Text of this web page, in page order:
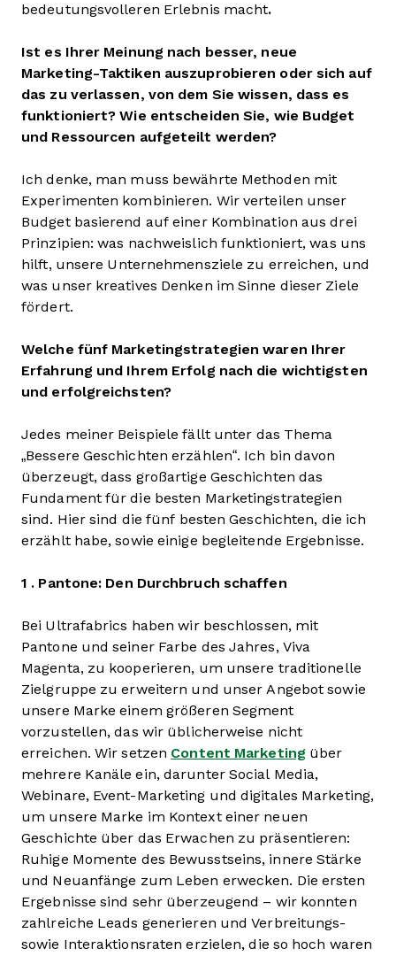
bedeutungsvolleren Erlebnis macht.
Ist es Ihrer Meinung nach besser, neue
Marketing-Taktiken auszuprobieren oder sich auf
das zu verlassen, von dem Sie wissen, dass es
funktioniert? Wie entscheiden Sie, wie Budget
und Ressourcen aufgeteilt werden?
Ich denke, man muss bewährte Methoden mit
Experimenten kombinieren. Wir verteilen unser
Budget basierend auf einer Kombination aus drei
Prinzipien: was nachweislich funktioniert, was uns
hilft, unsere Unternehmensziele zu erreichen, und
was unser kreatives Denken im Sinne dieser Ziele
fördert.
Welche fünf Marketingstrategien waren Ihrer
Erfahrung und Ihrem Erfolg nach die wichtigsten
und erfolgreichsten?
Jedes meiner Beispiele fällt unter das Thema
„Bessere Geschichten erzählen“. Ich bin davon
überzeugt, dass großartige Geschichten das
Fundament für die besten Marketingstrategien
sind. Hier sind die fünf besten Geschichten, die ich
erzählt habe, sowie einige begleitende Ergebnisse.
1 . Pantone: Den Durchbruch schaffen
Bei Ultrafabrics haben wir beschlossen, mit
Pantone und seiner Farbe des Jahres, Viva
Magenta, zu kooperieren, um unsere traditionelle
Zielgruppe zu erweitern und unser Angebot sowie
unsere Marke einem größeren Segment
vorzustellen, das wir üblicherweise nicht
erreichen. Wir setzen Content Marketing über
mehrere Kanäle ein, darunter Social Media,
Webinare, Event-Marketing und digitales Marketing,
um unsere Marke im Kontext einer neuen
Geschichte über das Erwachen zu präsentieren:
Ruhige Momente des Bewusstseins, innere Stärke
und Neuanfänge zum Leben erwecken. Die ersten
Ergebnisse sind sehr überzeugend – wir konnten
zahlreiche Leads generieren und Verbreitungs-
sowie Interaktionsraten erzielen, die so hoch waren